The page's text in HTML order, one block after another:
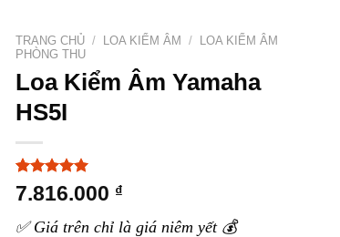
TRANG CHỦ / LOA KIỂM ÂM /
LOA KIỂM ÂM
PHÒNG THU
Loa Kiểm Âm Yamaha
HS5I
5.00trên 5
dựa trên
3
7.816.000 ₫
✅ Giá trên chỉ là giá niêm yết 💰